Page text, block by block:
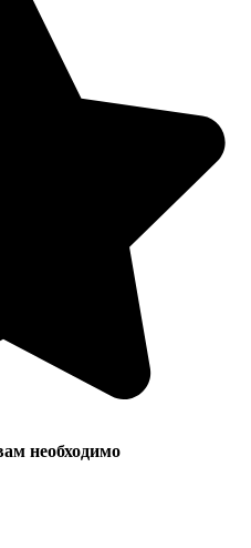
необходимо